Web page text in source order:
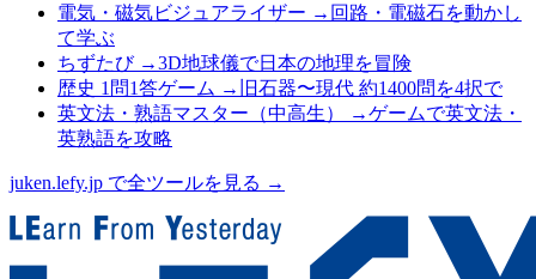
電気・磁気ビジュアライザー → 回路・電磁石を動かし
て学ぶ
ちずたび→3D地球儀で日本の地理を冒険
歴史 1問1答ゲーム → 旧石器〜現代 約1400問を4択で
英文法・熟語マスター（中高生）
→ゲームで英文法・
英熟語を攻略
juken.lefy.jp で全ツールを見る →